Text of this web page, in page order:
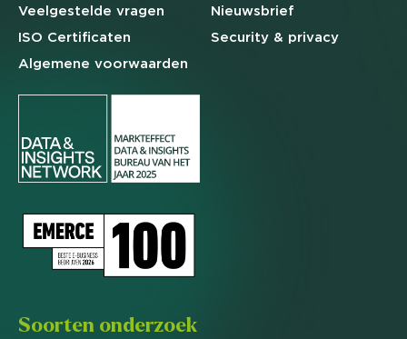
Veelgestelde vragen
ISO Certificaten
Algemene voorwaarden
Nieuwsbrief
Security & privacy
Soorten onderzoek